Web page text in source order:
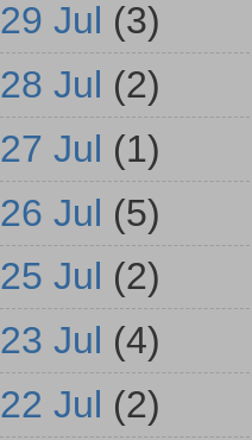
29 Jul (3)
28 Jul (2)
27 Jul (1)
26 Jul (5)
25 Jul (2)
23 Jul (4)
22 Jul (2)